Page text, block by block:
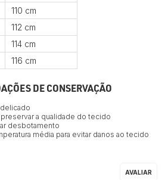
110 cm
112 cm
114 cm
116 cm
DE CONSERVAÇÃO
preservar a qualidade do tecido
desbotamento
média para evitar danos ao tecido